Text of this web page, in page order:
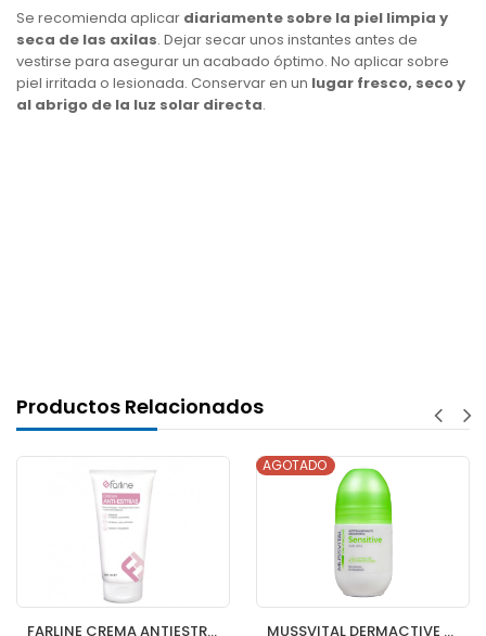
Se recomienda aplicar diariamente sobre la piel limpia y
seca de las axilas. Dejar secar unos instantes antes de
vestirse para asegurar un acabado óptimo. No aplicar sobre
piel irritada o lesionada. Conservar en un lugar fresco, seco y
al abrigo de la luz solar directa.
Productos Relacionados
FARLINE CREMA ANTIESTRIAS 1 ENVASE 200 ML MUSSVITAL DERMACTIVE DEO SENSITIVE ALOE VERA ROLLON 75 ML
AGOTADO